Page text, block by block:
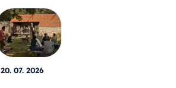
20. 07. 2026